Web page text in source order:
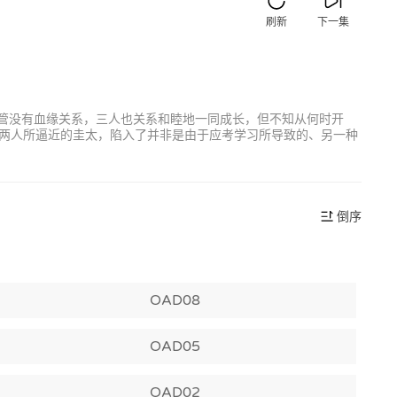
下一集
刷新
有血缘关系，三人也关系和睦地一同成长，但不知从何时开
所逼近的圭太，陷入了并非是由于应考学习所导致的、另一种
倒序
OAD08
OAD05
OAD02